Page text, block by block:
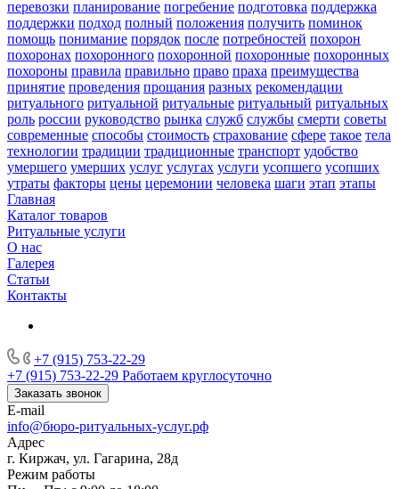
перевозки планирование погребение подготовка поддержка
поддержки подход полный положения получить поминок
помощь понимание порядок после потребностей похорон
похоронах похоронного похоронной похоронные похоронных
похороны правила правильно право праха преимущества
принятие проведения прощания разных рекомендации
ритуального ритуальной ритуальные ритуальный ритуальных
роль россии руководство рынка служб службы смерти советы
современные способы стоимость страхование сфере такое тела
технологии традиции традиционные транспорт удобство
умершего умерших услуг услугах услуги усопшего усопших
утраты факторы цены церемонии человека шаги этап этапы
Главная
Каталог товаров
Ритуальные услуги
О нас
Галерея
Статьи
Контакты
+7 (915) 753-22-29
+7 (915) 753-22-29 Работаем круглосуточно
Заказать звонок
E-mail
info@бюро-ритуальных-услуг.рф
Адрес
г. Киржач, ул. Гагарина, 28д
Режим работы